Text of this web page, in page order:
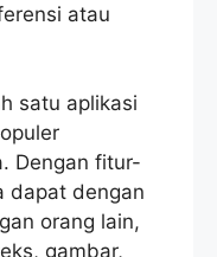
atau
satu aplikasi
Dengan fitur-
dapat dengan
orang lain,
gambar,